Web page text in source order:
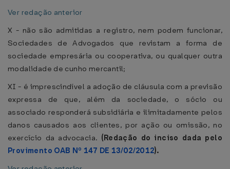
Ver redação anterior
X - não são admitidas a registro, nem podem funcionar,
Sociedades de Advogados que revistam a forma de
sociedade empresária ou cooperativa, ou qualquer outra
modalidade de cunho mercantil;
XI - é imprescindível a adoção de cláusula com a previsão
expressa de que, além da sociedade, o sócio ou
associado responderá subsidiária e ilimitadamente pelos
danos causados aos clientes, por ação ou omissão, no
exercício da advocacia. (Redação do inciso dada pelo
Provimento OAB Nº 147 DE 13/02/2012).